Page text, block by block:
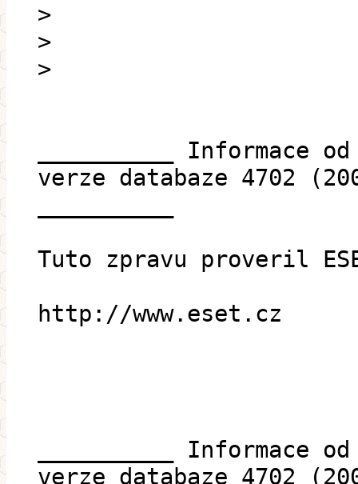
>
>
>
__________ Informace
verze databaze 4702
Tuto zpravu proveril
http://www.eset.cz
__________ Informace
verze databaze 4702